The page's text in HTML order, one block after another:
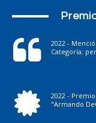
2022 -
Categoría:
2022 -
"Armando